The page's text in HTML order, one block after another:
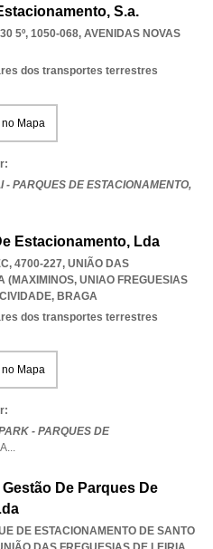
S.a.
5º, 1050-068, AVENIDAS NOVAS
dos transportes terrestres
no Mapa
- PARQUES DE ESTACIONAMENTO,
Estacionamento, Lda
4700-227, UNIÃO DAS
(MAXIMINOS, UNIAO FREGUESIAS
, BRAGA
dos transportes terrestres
no Mapa
- PARQUES DE
...
De Parques De
DE ESTACIONAMENTO DE SANTO